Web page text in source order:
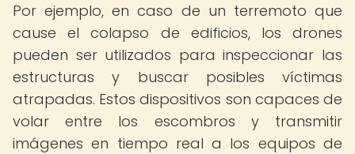
Por ejemplo, en caso de un terremoto que
cause el colapso de edificios, los drones
pueden ser utilizados para inspeccionar las
estructuras y buscar posibles víctimas
atrapadas. Estos dispositivos son capaces de
volar entre los escombros y transmitir
imágenes en tiempo real a los equipos de